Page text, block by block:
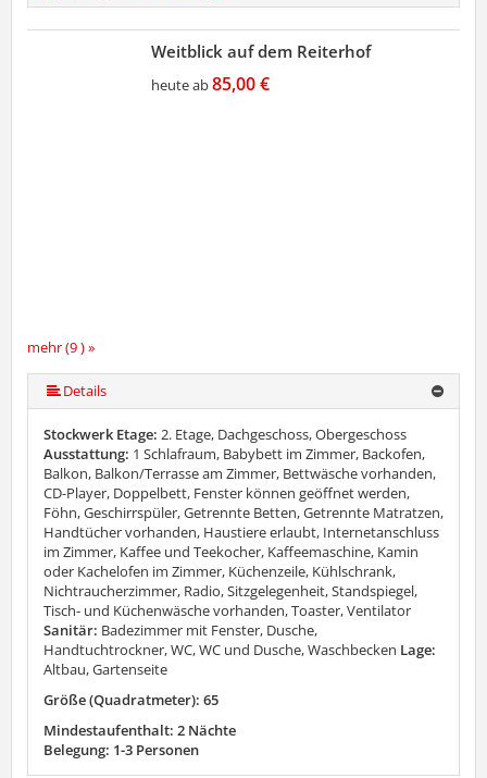
mehr (9 ) »
mehr (9 ) »
mehr (9 ) »
mehr (9 ) »
mehr (9 ) »
mehr (9 ) »
Weitblick auf dem Reiterhof
heute ab85,00 €
Details
Stockwerk Etage: 2. Etage, Dachgeschoss, Obergeschoss
Ausstattung: 1 Schlafraum, Babybett im Zimmer, Backofen,
Balkon, Balkon/Terrasse am Zimmer, Bettwäsche vorhanden,
CD-Player, Doppelbett, Fenster können geöffnet werden,
Föhn, Geschirrspüler, Getrennte Betten, Getrennte Matratzen,
Handtücher vorhanden, Haustiere erlaubt, Internetanschluss
im Zimmer, Kaffee und Teekocher, Kaffeemaschine, Kamin
oder Kachelofen im Zimmer, Küchenzeile, Kühlschrank,
Nichtraucherzimmer, Radio, Sitzgelegenheit, Standspiegel,
Tisch- und Küchenwäsche vorhanden, Toaster, Ventilator
Sanitär: Badezimmer mit Fenster, Dusche,
Handtuchtrockner, WC, WC und Dusche, Waschbecken Lage:
Altbau, Gartenseite
Größe (Quadratmeter): 65
Mindestaufenthalt: 2 Nächte
Belegung: 1-3 Personen